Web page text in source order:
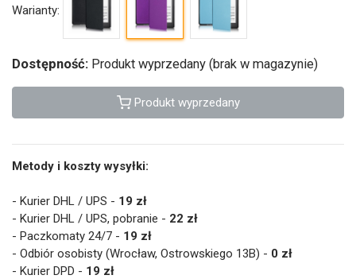
Warianty:
Dostępność: Produkt wyprzedany (brak w magazynie)
Produkt wyprzedany
Metody i koszty wysyłki:
- Kurier DHL / UPS - 19 zł
- Kurier DHL / UPS, pobranie - 22 zł
- Paczkomaty 24/7 - 19 zł
- Odbiór osobisty (Wrocław, Ostrowskiego 13B) - 0 zł
- Kurier DPD - 19 zł